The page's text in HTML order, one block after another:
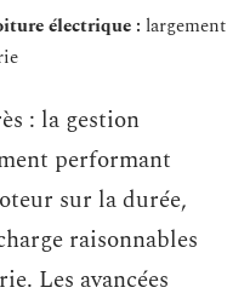
électrique : largement
: la gestion
performant
sur la durée,
raisonnables
Les avancées